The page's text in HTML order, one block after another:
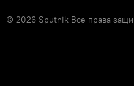
© 2026 Sputnik Все права